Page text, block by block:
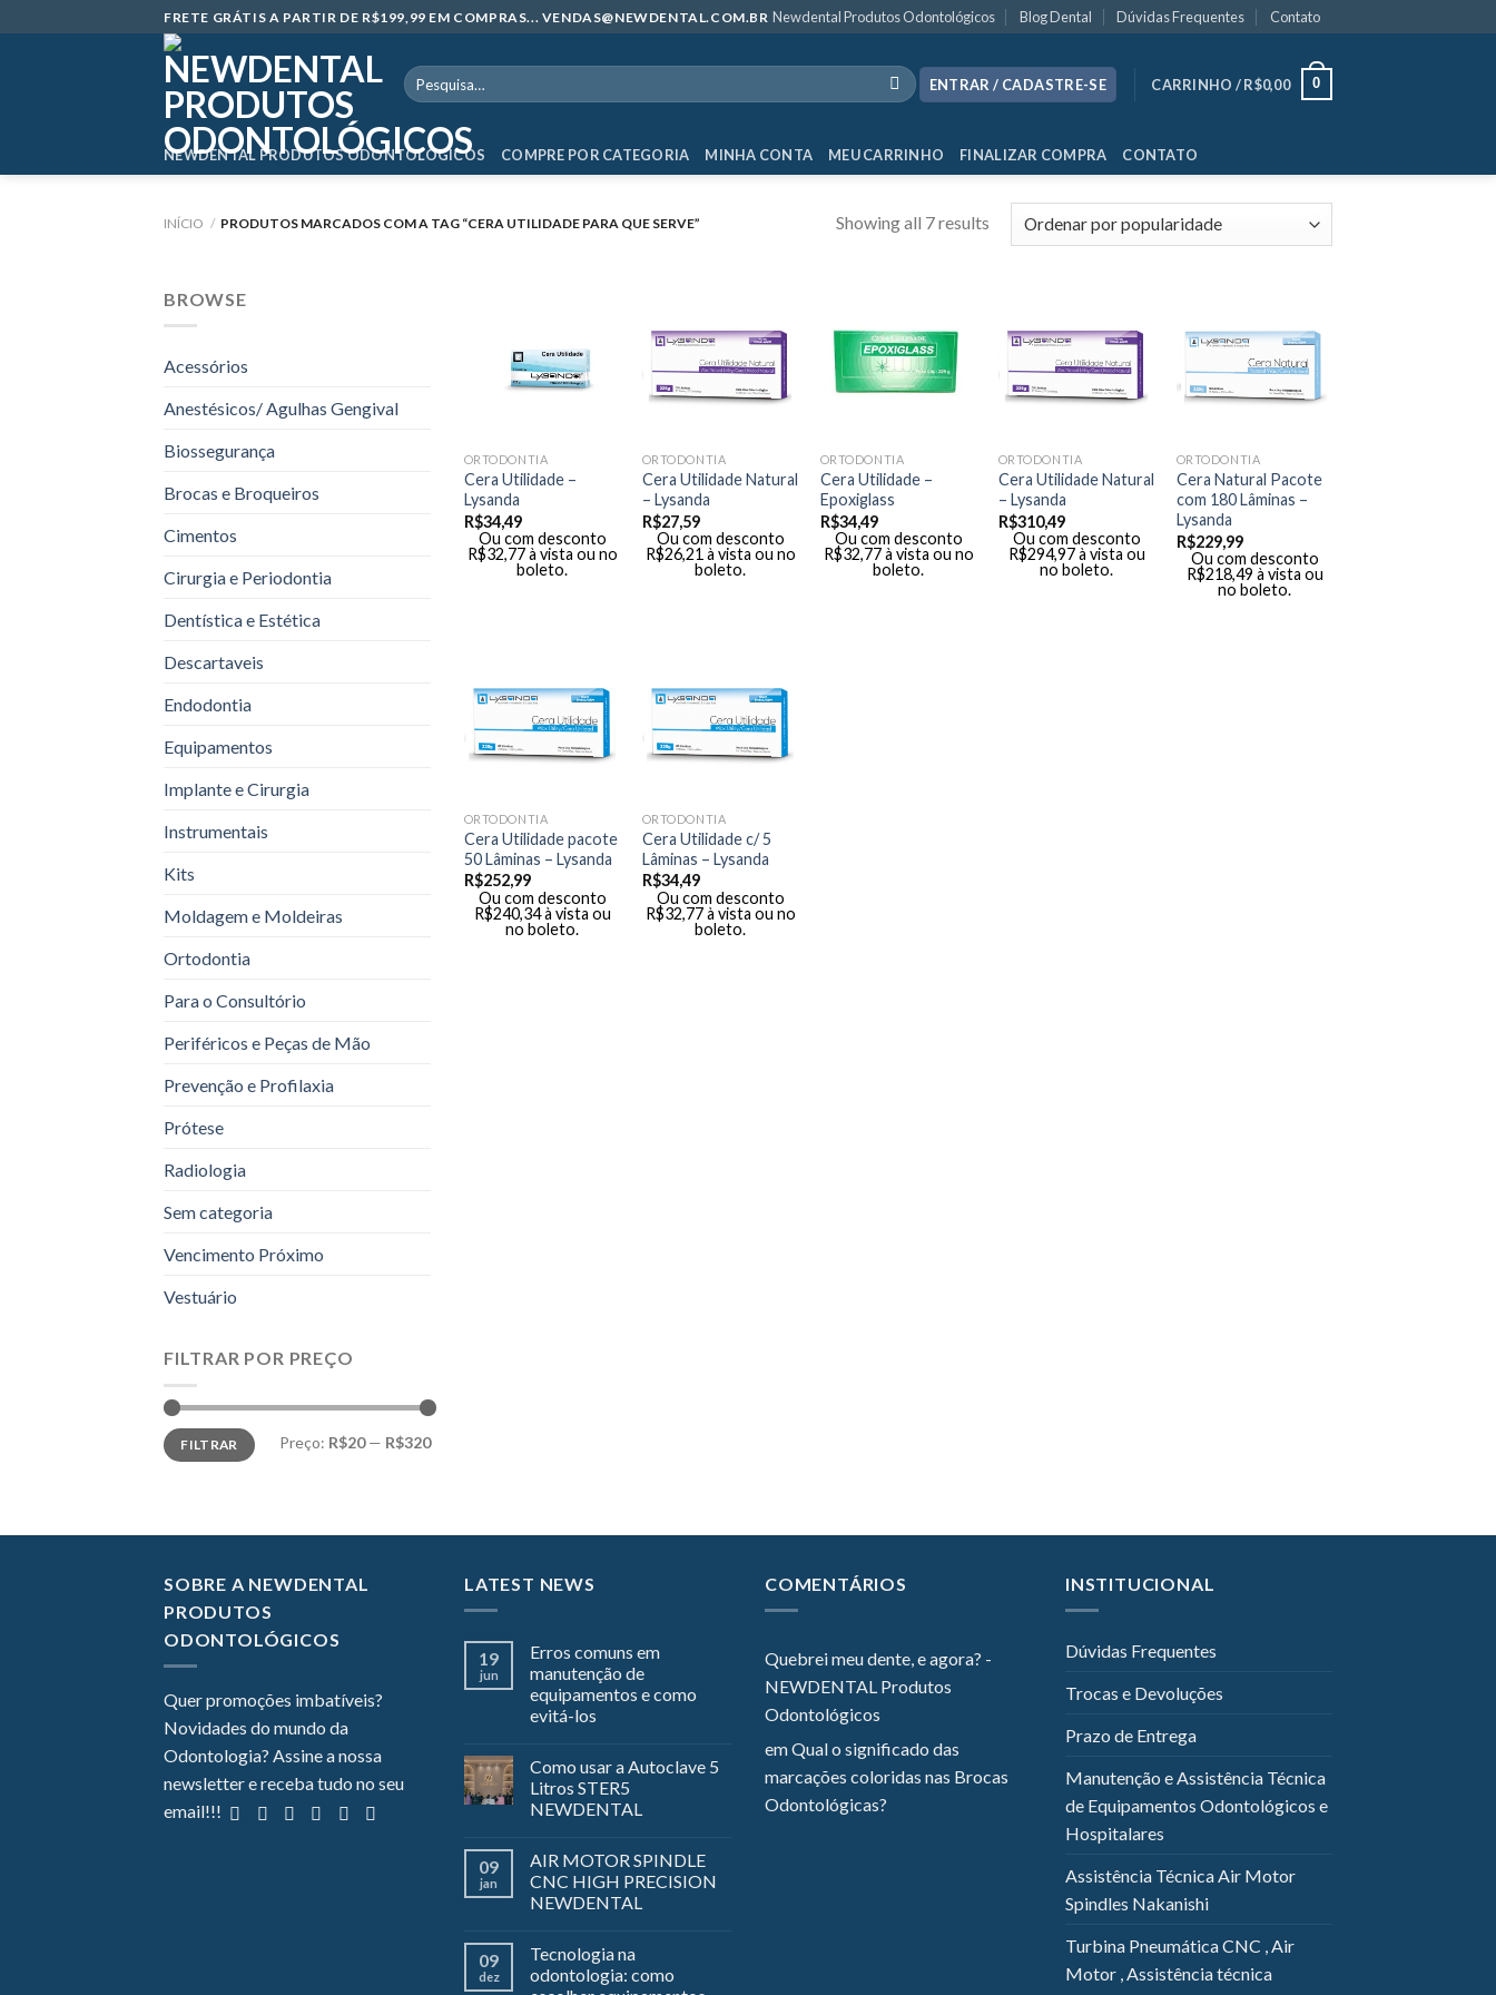
to
FRETE GRÁTIS A PARTIR DE R$199,99 EM COMPRAS... VENDAS@NEWDENTAL.COM.BR Newdental Produtos Odontológicos Blog Dental Dúvidas Frequentes Contato
Pesquisar
por:
ENTRAR / CADASTRE-SE CARRINHO /R$0,00 0
NEWDENTAL PRODUTOS ODONTOLÓGICOS COMPRE POR CATEGORIA MINHA CONTA MEU CARRINHO FINALIZAR COMPRA CONTATO
INÍCIO / PRODUTOS MARCADOS COM A TAG “CERA UTILIDADE PARA QUE SERVE” Showing all 7 results
BROWSE
Acessórios
Anestésicos/ Agulhas Gengival
Biossegurança
Brocas e Broqueiros
Cimentos
Cirurgia e Periodontia
Dentística e Estética
Descartaveis
Endodontia
Equipamentos
Implante e Cirurgia
Instrumentais
Kits
Moldagem e Moldeiras
Ortodontia
Para o Consultório
Periféricos e Peças de Mão
Prevenção e Profilaxia
Prótese
Radiologia
Sem categoria
Vencimento Próximo
Vestuário
FILTRAR POR PREÇO
Preço
mínimo
Preço
máximo
FILTRAR Preço: R$20— R$320
ORTODONTIA
Cera Utilidade –
Lysanda
R$34,49
Ou com desconto
R$32,77 à vista ou no
boleto.
ORTODONTIA
Cera Utilidade Natural
– Lysanda
R$27,59
Ou com desconto
R$26,21 à vista ou no
boleto.
ORTODONTIA
Cera Utilidade –
Epoxiglass
R$34,49
Ou com desconto
R$32,77 à vista ou no
boleto.
ORTODONTIA
Cera Utilidade Natural
– Lysanda
R$310,49
Ou com desconto
R$294,97 à vista ou
no boleto.
ORTODONTIA
Cera Natural Pacote
com 180 Lâminas –
Lysanda
R$229,99
Ou com desconto
R$218,49 à vista ou
no boleto.
ORTODONTIA
Cera Utilidade pacote
50 Lâminas – Lysanda
R$252,99
Ou com desconto
R$240,34 à vista ou
no boleto.
ORTODONTIA
Cera Utilidade c/ 5
Lâminas – Lysanda
R$34,49
Ou com desconto
R$32,77 à vista ou no
boleto.
SOBRE A NEWDENTAL
PRODUTOS
ODONTOLÓGICOS
Quer promoções imbatíveis?
Novidades do mundo da
Odontologia? Assine a nossa
newsletter e receba tudo no seu
email!!!
LATEST NEWS
19
jun
Erros comuns em
manutenção de
equipamentos e como
evitá-los
Como usar a Autoclave 5
Litros STER5
NEWDENTAL
09
jan
AIR MOTOR SPINDLE
CNC HIGH PRECISION
NEWDENTAL
09
dez
Tecnologia na
odontologia: como
COMENTÁRIOS
Quebrei meu dente, e agora? -
NEWDENTAL Produtos
Odontológicos
emQual o significado das
marcações coloridas nas Brocas
Odontológicas?
INSTITUCIONAL
Dúvidas Frequentes
Trocas e Devoluções
Prazo de Entrega
Manutenção e Assistência Técnica
de Equipamentos Odontológicos e
Hospitalares
Assistência Técnica Air Motor
Spindles Nakanishi
Turbina Pneumática CNC , Air
Motor , Assistência técnica